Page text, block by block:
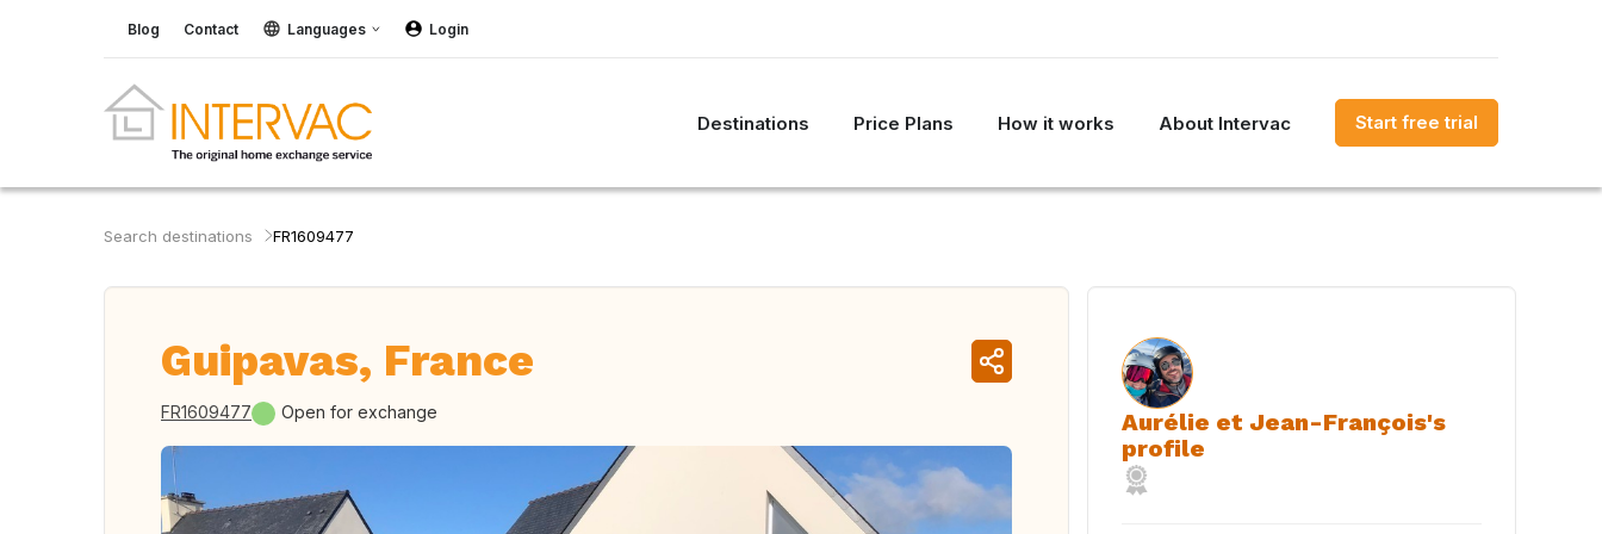
Blog Contact Languages Login
Destinations Price Plans How it works About Intervac Start free trial
Search destinations FR1609477
Guipavas, France
FR1609477 Open for exchange
Aurélie et Jean-François's
profile